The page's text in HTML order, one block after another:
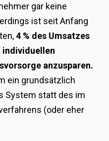
gar keine
ist seit Anfang
4 % des Umsatzes
individuellen
anzusparen.
ein grundsätzlich
System statt des im
(oder eher